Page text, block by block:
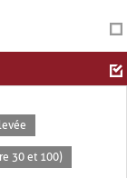
30 et 100)